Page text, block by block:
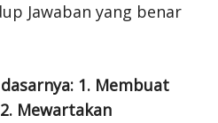
1. Membuat
Mewartakan